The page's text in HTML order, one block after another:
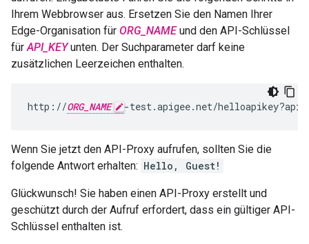
Ihrem Webbrowser aus. Ersetzen Sie den Namen Ihrer
Edge-Organisation für ORG_NAMEund den API-Schlüssel
fürAPI_KEYunten. Der Suchparameter darf keine
zusätzlichen Leerzeichen enthalten.
http://ORG_NAME -test.apigee.net/
Wenn Sie jetzt den API-Proxy aufrufen, sollten Sie die
folgende Antwort erhalten: Hello, Guest!
Glückwunsch! Sie haben einen API-Proxy erstellt und
geschützt durch der Aufruf erfordert, dass ein gültiger API-
Schlüssel enthalten ist.